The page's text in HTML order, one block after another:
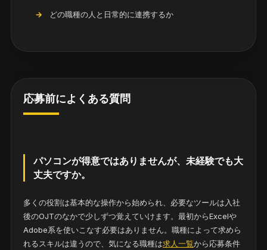
どの職種の人と日常的に連携するか
応募前によくある質問
パソコンが得意ではありませんが、未経験でも大
丈夫ですか。
多くの役割は基本的な操作から始められ、必要なツールは入社
後のOJTのなかで少しずつ覚えていけます。最初からExcelや
Adobe系を使いこなす必要はありません。職種によって求めら
れるスキルは違うので、気になる職種は求人一覧から応募条件